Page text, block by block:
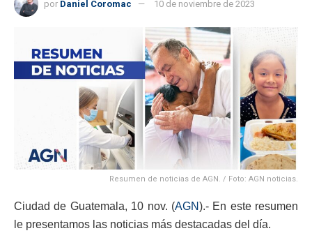
por Daniel Coromac 10 de noviembre de 2023
Resumen de noticias de AGN. / Foto: AGN noticias.
Ciudad de Guatemala, 10 nov. (AGN).- En este resumen
le presentamos las noticias más destacadas del día.